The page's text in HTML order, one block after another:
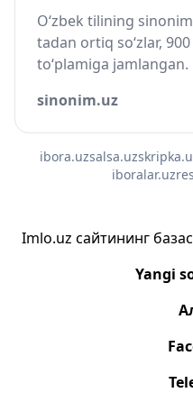
O‘zbek tilining
tadan ortiq so‘zlar,
to‘plamiga jamlangan.
sinonim.uz
ibora.uzsalsa.uz
iboralar.uz
Imlo.uz сайтининг
Yangi